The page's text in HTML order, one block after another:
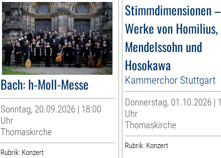
Bach: h-Moll-Messe
Sonntag, 20.09.2026 | 18:00
Uhr
Thomaskirche
Rubrik: Konzert
Stimmdimensionen –
Werke von Homilius,
Mendelssohn und
Hosokawa
Kammerchor Stuttgart
Donnerstag, 01.10.2026 |
Uhr
Thomaskirche
Rubrik: Konzert